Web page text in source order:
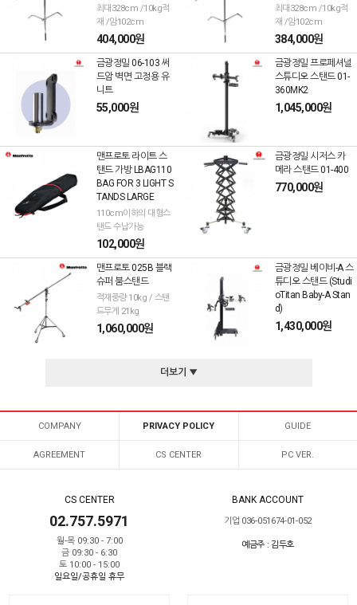
최대328cm /10kg적
재 /암102cm
404,000원
최대328cm /10kg적
재 /암102cm
384,000원
금광정밀 06-103 써
드암 벽면 고정용 유
니트
55,000원
금광정밀 프로페셔널
스튜디오 스탠드 01-
360MK2
1,045,000원
맨프로토 라이트 스
탠드 가방 LBAG110
BAG FOR 3 LIGHT S
TANDS LARGE
110cm이하의 대형스
탠드 수납가능
102,000원
금광정밀 시저스 카
메라 스탠드 01-400
770,000원
맨프로토 025B 블랙
슈퍼 붐스탠드
적재중량 10kg / 스탠
드무게 21kg
1,060,000원
금광정밀 베이비-A 스
튜디오 스탠드 (Studi
oTitan Baby-A Stan
d)
1,430,000원
더보기 ▼
COMPANY PRIVACY POLICY GUIDE
AGREEMENT CS CENTER PC VER.
CS CENTER
02.757.5971
월-목 09:30 - 7:00
금 09:30 - 6:30
토 10:00 - 15:00
일요일/공휴일 휴무
BANK ACCOUNT
기업 036-051674-01-052
예금주 : 김두호